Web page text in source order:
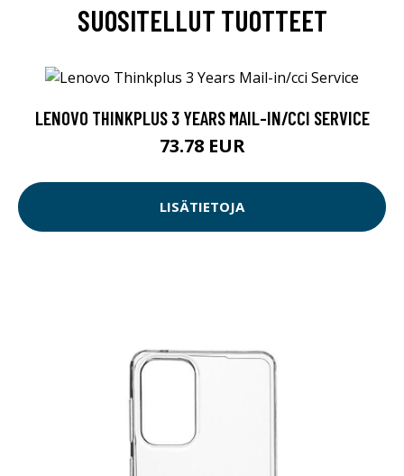
SUOSITELLUT TUOTTEET
LENOVO THINKPLUS 3 YEARS MAIL-IN/CCI SERVICE
73.78 EUR
LISÄTIETOJA